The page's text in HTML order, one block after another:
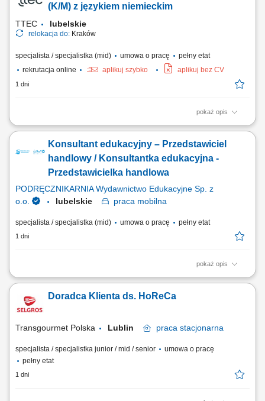
producentami maszyn. Pozyskiwanie nowych klientów oraz kontakt z
(K/M) z językiem niemieckim
TTEC lubelskie
relokacja do: Kraków
specjalista / specjalistka (mid) umowa o pracę
pełny etat
rekrutacja online
aplikuj szybko aplikuj bez CV
1 dni
pokaż opis
Opis stanowiska: Kontaktowanie się z klientami z przypisanego portfolio
Analizowanie i opracowywanie strategii zarządzania i dosprzedaży kont
klientów; Rozwiązywanie problemów i doradzanie klientom w celu
zapewnienia...
Konsultant edukacyjny – Przedstawiciel
handlowy / Konsultantka edukacyjna -
Przedstawicielka handlowa
PODRĘCZNIKARNIA Wydawnictwo Edukacyjne Sp. z
o.o.
lubelskie praca mobilna
specjalista / specjalistka (mid) umowa o pracę pełny etat
1 dni
pokaż opis
Twoje zadania aktywne pozyskiwanie nowych klientów i rozwijanie
sprzedażowych u klientów, sprzedaż pakietów edukacyjnych, pomocy
dydaktycznych, zabawek, elektroniki i wybranych usług,
Doradca Klienta ds. HoReCa
Transgourmet Polska Lublin praca stacjonarna
specjalista / specjalistka junior / mid / senior
umowa o pracę
pełny etat
1 dni